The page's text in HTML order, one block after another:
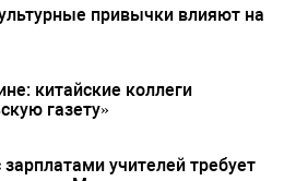
привычки влияют на
китайские коллеги
газету»
учителей требует